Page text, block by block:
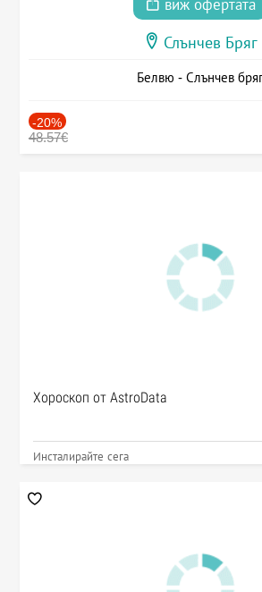
виж офертата
Слънчев Бряг
Белвю - Слънчев
-20%
48.57€
Хороскоп от AstroData
Инсталирайте сега